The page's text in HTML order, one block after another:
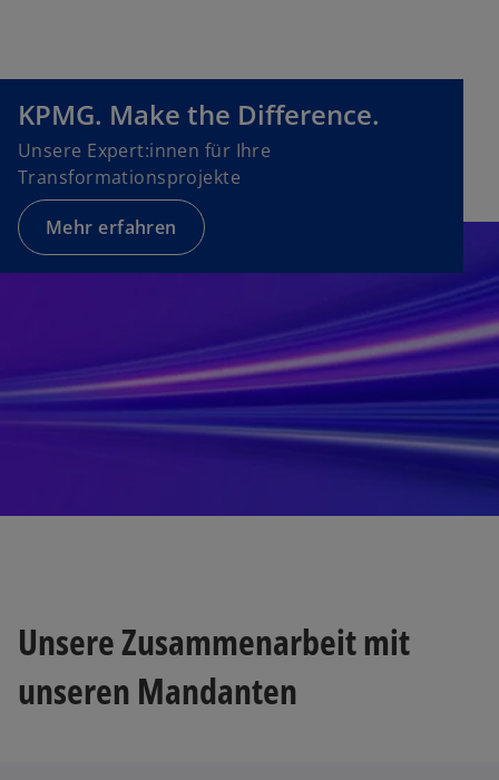
KPMG. Make the Difference.
Unsere Expert:innen für Ihre
Transformationsprojekte
Mehr erfahren
Unsere Zusammenarbeit mit
unseren Mandanten